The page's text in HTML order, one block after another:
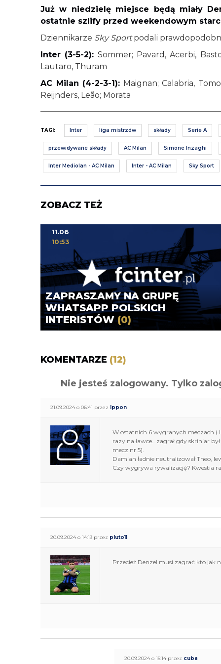
Już w niedzielę miejsce będą miały
ostatnie szlify przed weekendowym
Dziennikarze Sky Sportpodali
Inter (3-5-2): Sommer; Pavard, Acerbi,
Lautaro, Thuram
AC Milan (4-2-3-1): Maignan; Calabria,
Reijnders, Leão; Morata
TAGI: Inter liga mistrzów składy Serie A
przewidywane składy AC Milan Simone Inzaghi
Inter Mediolan - AC Milan Inter - AC Milan Sky Sport
ZOBACZ TEŻ
ZAPRASZAMY NA GRUPĘ
WHATSAPP POLSKICH
INTERISTÓW (0)
11.06
10:53
KOMENTARZE (12)
Nie jesteś zalogowany. Tylko
21.09.2024 o 06:41 przez Ippon
W ostatnich 6 wygranych meczach (
razy na ławce.. zagrał gdy skriniar
mecz nr 5).
Damian ładnie neutralizował Theo,
Czy wygrywa rywalizację? Kwestia
20.09.2024 o 14:13 przez pluto11
Przecież Denzel musi zagrać kto jak
20.09.2024 o 15:14 przez cuba